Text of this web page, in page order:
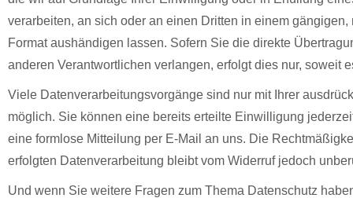
verarbeiten, an sich oder an einen Dritten in einem
Format aushändigen lassen. Sofern Sie die direkte
anderen Verantwortlichen verlangen, erfolgt dies nur, soweit
Viele Datenverarbeitungsvorgänge sind nur mit Ihrer
möglich. Sie können eine bereits erteilte Einwilligung
eine formlose Mitteilung per E-Mail an uns. Die
erfolgten Datenverarbeitung bleibt vom Widerruf jedoch
Und wenn Sie weitere Fragen zum Thema Datenschutz